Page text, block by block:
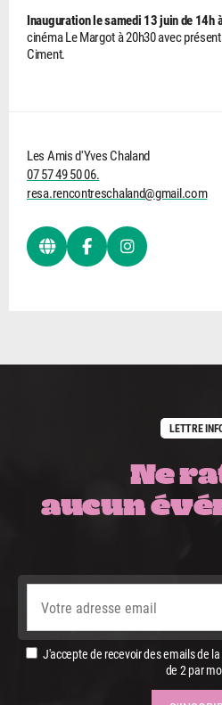
Inauguration le samedi 13 juin de 14h
cinéma Le Margot à 20h30 avec
Ciment.
Les Amis d'Yves Chaland
07 57 49 50 06.
resa.rencontreschaland@gmail.com
LETTRE
Ne
aucun
J'accepte de recevoir des emails de
de 2 par